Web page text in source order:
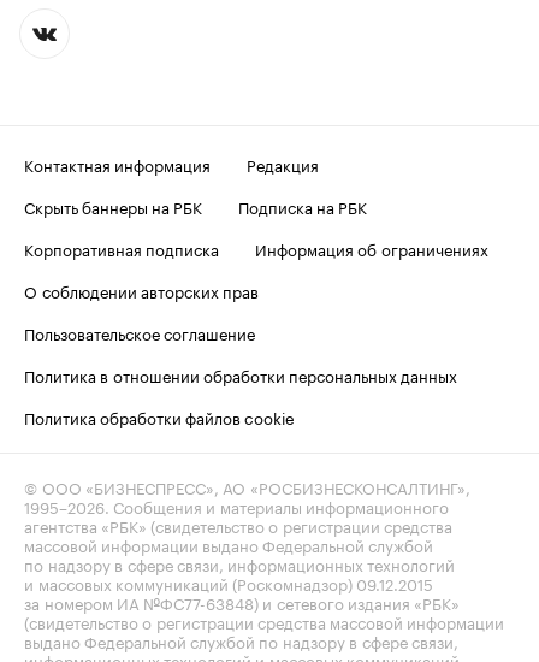
Контактная информация
Редакция
Скрыть баннеры на РБК
Подписка на РБК
Корпоративная подписка
Информация об ограничениях
О соблюдении авторских прав
Пользовательское соглашение
Политика в отношении обработки персональных данных
Политика обработки файлов cookie
© ООО «БИЗНЕСПРЕСС», АО «РОСБИЗНЕСКОНСАЛТИНГ»,
1995–2026 . Сообщения и материалы информационного
агентства «РБК» (свидетельство о регистрации средства
массовой информации выдано Федеральной службой
по надзору в сфере связи, информационных технологий
и массовых коммуникаций (Роскомнадзор) 09.12.2015
за номером ИА №ФС77-63848) и сетевого издания «РБК»
(свидетельство о регистрации средства массовой информации
выдано Федеральной службой по надзору в сфере связи,